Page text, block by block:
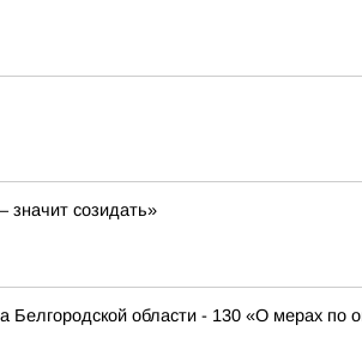
значит созидать»
Белгородской области - 130 «О мерах